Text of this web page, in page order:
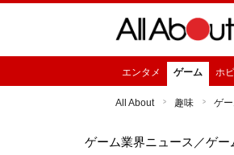
エンタメ ゲーム ホ
All About 趣味 ゲ
ゲーム業界ニュース ／ゲ